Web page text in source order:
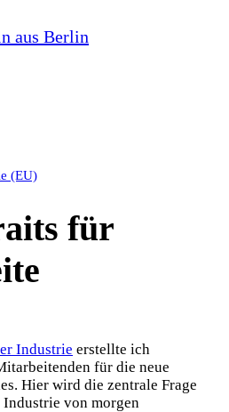
aus Berlin
(EU)
für
Industrie erstellte ich
für die neue
Hier wird die zentrale Frage
von morgen